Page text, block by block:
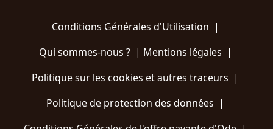
Conditions Générales d'Utilisation |
Qui sommes-nous ?| Mentions légales |
Politique sur les cookies et autres traceurs |
Politique de protection des données |